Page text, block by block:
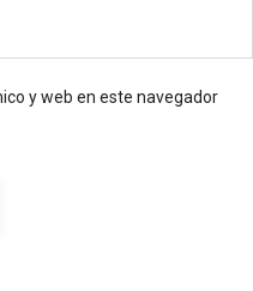
y web en este navegador